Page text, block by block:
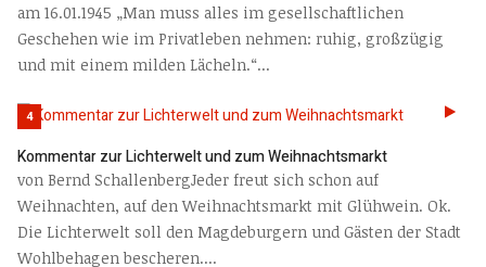
am 16.01.1945 „Man muss alles im gesellschaftlichen
Geschehen wie im Privatleben nehmen: ruhig, großzügig
und mit einem milden Lächeln.“...
4
Kommentar zur Lichterwelt und zum Weihnachtsmarkt
von Bernd SchallenbergJeder freut sich schon auf
Weihnachten, auf den Weihnachtsmarkt mit Glühwein. Ok.
Die Lichterwelt soll den Magdeburgern und Gästen der Stadt
Wohlbehagen bescheren....